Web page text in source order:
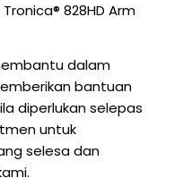
828HD Arm
dalam
bantuan
diperlukan selepas
untuk
selesa dan